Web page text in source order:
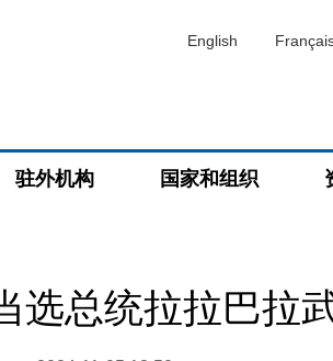
English
驻外机构 国家和组织
选总统拉拉巴拉